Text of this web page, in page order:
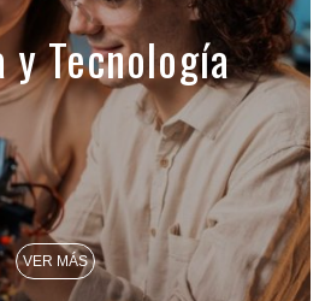
y Tecnología
VER MÁS